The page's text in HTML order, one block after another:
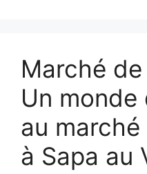
Marché
Un monde
au
à Sapa au